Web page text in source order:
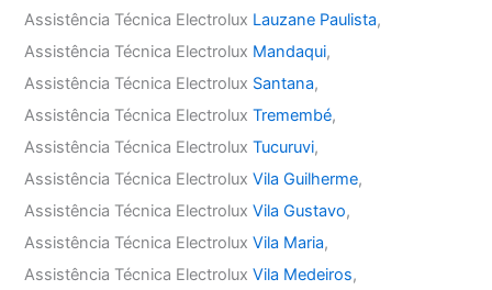
Assistência Técnica Electrolux Lauzane Paulista,
Assistência Técnica Electrolux Mandaqui,
Assistência Técnica Electrolux Santana,
Assistência Técnica ElectroluxTremembé,
Assistência Técnica ElectroluxTucuruvi,
Assistência Técnica ElectroluxVila Guilherme,
Assistência Técnica ElectroluxVila Gustavo,
Assistência Técnica ElectroluxVila Maria,
Assistência Técnica ElectroluxVila Medeiros,